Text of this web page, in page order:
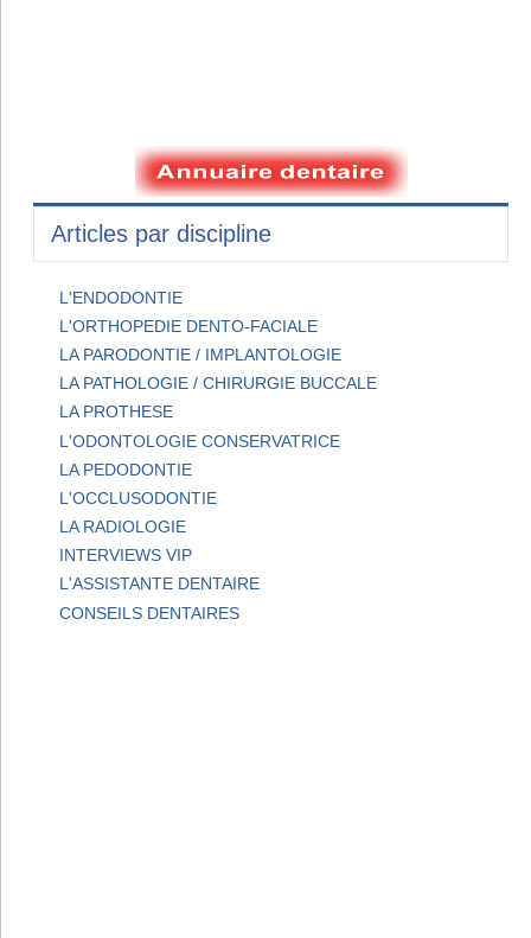
Articles par discipline
L'ENDODONTIE
L'ORTHOPEDIE DENTO-FACIALE
LA PARODONTIE / IMPLANTOLOGIE
LA PATHOLOGIE / CHIRURGIE BUCCALE
LA PROTHESE
L'ODONTOLOGIE CONSERVATRICE
LA PEDODONTIE
L'OCCLUSODONTIE
LA RADIOLOGIE
INTERVIEWS VIP
L'ASSISTANTE DENTAIRE
CONSEILS DENTAIRES